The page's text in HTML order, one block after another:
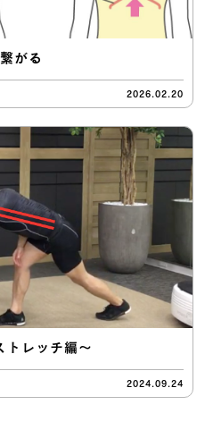
がる
2026.02.20
トレッチ編〜
2024.09.24